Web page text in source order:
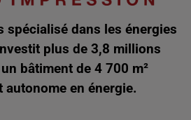
spécialisé dans les énergies
plus de 3,8 millions
bâtiment de 4 700 m²
autonome en énergie.